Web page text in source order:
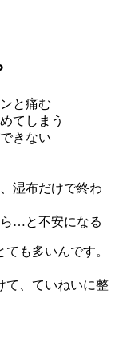
と痛む
てしまう
きない
湿布だけで終わ
…と不安になる
も多いんです。
て、ていねいに整